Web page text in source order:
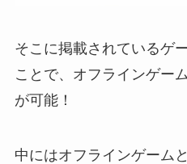
そこに掲載されているゲ
ことで、オフラインゲー
が可能！
中にはオフラインゲーム